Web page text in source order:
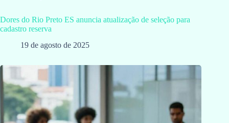
Dores do Rio Preto ES anuncia atualização de seleção para
cadastro reserva
19 de agosto de 2025